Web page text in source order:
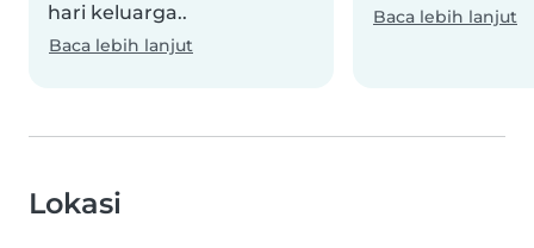
hari keluarga..
Baca lebih lanjut
Baca lebih lanjut
Lokasi